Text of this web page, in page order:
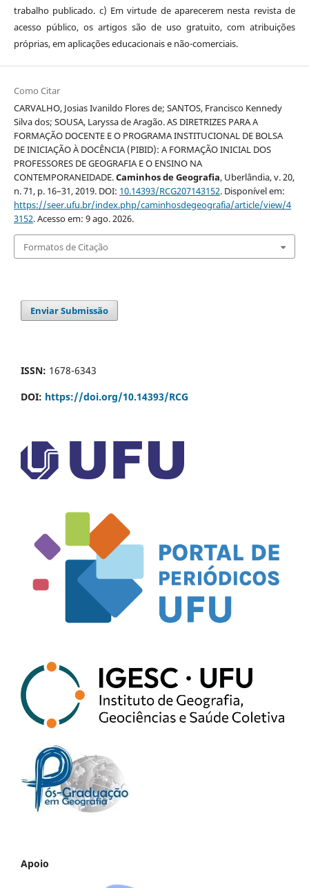
trabalho publicado. c) Em virtude de aparecerem nesta revista de
acesso público, os artigos são de uso gratuito, com atribuições
próprias, em aplicações educacionais e não-comerciais.
Como Citar
CARVALHO, Josias Ivanildo Flores de; SANTOS, Francisco Kennedy
Silva dos; SOUSA, Laryssa de Aragão. AS DIRETRIZES PARA A
FORMAÇÃO DOCENTE E O PROGRAMA INSTITUCIONAL DE BOLSA
DE INICIAÇÃO À DOCÊNCIA (PIBID): A FORMAÇÃO INICIAL DOS
PROFESSORES DE GEOGRAFIA E O ENSINO NA
CONTEMPORANEIDADE.Caminhos de Geografia, Uberlândia, v. 20,
n. 71, p. 16–31, 2019. DOI: 10.14393/RCG207143152. Disponível em:
https://seer.ufu.br/index.php/caminhosdegeografia/article/view/4
3152. Acesso em: 9 ago. 2026.
Formatos de Citação
Enviar Submissão
ISSN: 1678-6343
DOI: https://doi.org/10.14393/RCG
Apoio